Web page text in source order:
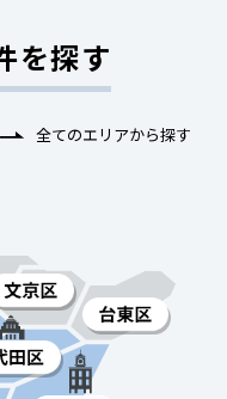
を探す
全てのエリアから探す